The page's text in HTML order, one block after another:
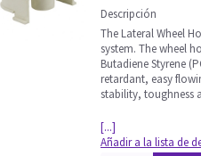
Descripción
The Lateral Wheel
system. The wheel
Butadiene Styrene
retardant, easy
stability, toughness
[...]
Añadir a la lista de